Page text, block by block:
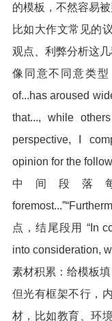
的模板，不然容易被
比如大作文常见的
观点、利弊分析这
像同意不同意类型
of...has aroused
that..., while
perspective, I
opinion for the
中间段落
点，结尾段用 “In
into consideration,
素材积累：给模板填
但光有框架不行，
材，比如教育、环